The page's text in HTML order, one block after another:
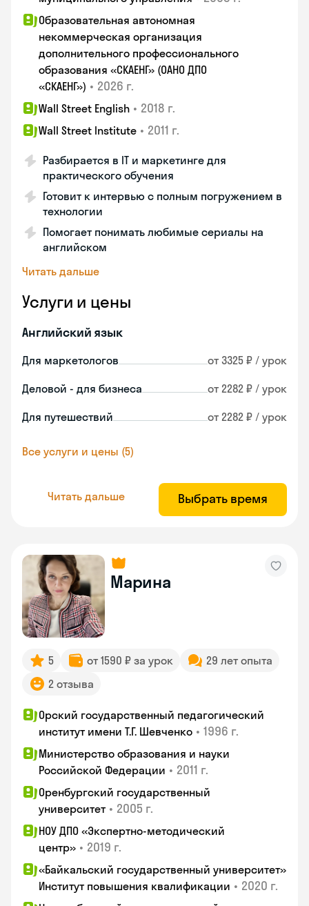
Образовательная автономная
некоммерческая организация
дополнительного профессионального
образования «СКАЕНГ» (ОАНО ДПО
«СКАЕНГ») • 2026 г.
Wall Street English • 2018 г.
Wall Street Institute • 2011 г.
Разбирается в IT и маркетинге для
практического обучения
Готовит к интервью с полным погружением в
технологии
Помогает понимать любимые сериалы на
английском
Читать дальше
Услуги и цены
Английский язык
Для маркетологов от 3325 ₽ / урок
Деловой - для бизнеса от 2282 ₽ / урок
Для путешествий от 2282 ₽ / урок
Все услуги и цены (5)
Читать дальше Выбрать время
Марина
5 от 1590 ₽ за урок
29 лет опыта
2 отзыва
Орский государственный педагогический
институт имени Т.Г. Шевченко • 1996 г.
Министерство образования и науки
Российской Федерации • 2011 г.
Оренбургский государственный
университет • 2005 г.
НОУ ДПО «Экспертно-методический
центр» • 2019 г.
«Байкальский государственный университет»
Институт повышения квалификации • 2020 г.